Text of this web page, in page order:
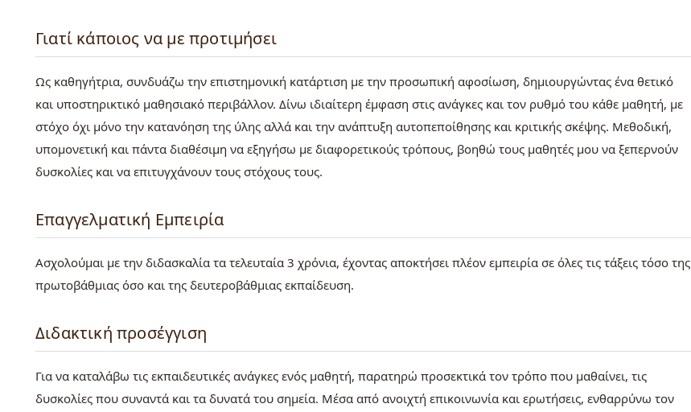
Γιατί κάποιος να με προτιμήσει
Ως καθηγήτρια, συνδυάζω την επιστημονική κατάρτιση με την προσωπική αφοσίωση, δημιουργώντας ένα θετικό
και υποστηρικτικό μαθησιακό περιβάλλον. Δίνω ιδιαίτερη έμφαση στις ανάγκες και τον ρυθμό του κάθε μαθητή, με
στόχο όχι μόνο την κατανόηση της ύλης αλλά και την ανάπτυξη αυτοπεποίθησης και κριτικής σκέψης. Μεθοδική,
υπομονετική και πάντα διαθέσιμη να εξηγήσω με διαφορετικούς τρόπους, βοηθώ τους μαθητές μου να ξεπερνούν
δυσκολίες και να επιτυγχάνουν τους στόχους τους.
Επαγγελματική Εμπειρία
Ασχολούμαι με την διδασκαλία τα τελευταία 3 χρόνια, έχοντας αποκτήσει πλέον εμπειρία σε όλες τις τάξεις τόσο της
πρωτοβάθμιας όσο και της δευτεροβάθμιας εκπαίδευση.
Διδακτική προσέγγιση
Για να καταλάβω τις εκπαιδευτικές ανάγκες ενός μαθητή, παρατηρώ προσεκτικά τον τρόπο που μαθαίνει, τις
δυσκολίες που συναντά και τα δυνατά του σημεία. Μέσα από ανοιχτή επικοινωνία και ερωτήσεις, ενθαρρύνω τον